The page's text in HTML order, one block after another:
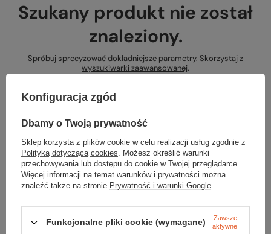
Szukany produkt nie został
znaleziony.
Spróbuj sprecyzować dokładniejsze parametry. Skorzystaj z
wyszukiwarki zaawansowanej.
Szukasz produktu, którego nie mamy w
ofercie?
naszym sklepie, możesz skorzystać ze specjalnego formularza i
przesłać nam opis szukanego przedmiotu. Aby móc to zrobić musisz
zalogowany.
Konfiguracja zgód
Dbamy o Twoją prywatność
Sklep korzysta z plików cookie w celu realizacji usług zgodnie z
Polityką dotyczącą cookies. Możesz określić warunki
przechowywania lub dostępu do cookie w Twojej przeglądarce.
Więcej informacji na temat warunków i prywatności można
znaleźć także na stronie Prywatność i warunki Google.
Funkcjonalne pliki cookie (wymagane)
Zawsze
aktywne